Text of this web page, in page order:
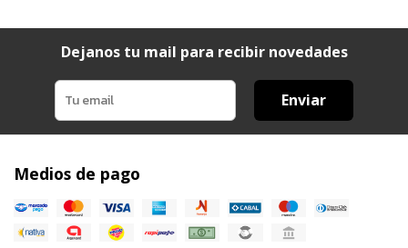
Dejanos tu mail para recibir novedades
Enviar
Medios de pago